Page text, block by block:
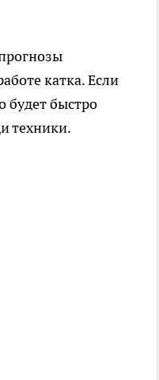
катка. Если
будет быстро
техники.